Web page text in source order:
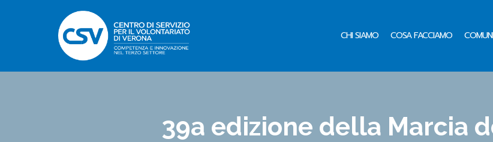
CHI SIAMO COSA FACCIAMO
39a edizione della Marcia